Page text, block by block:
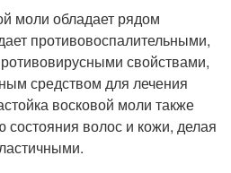
моли обладает рядом
противовоспалительными,
свойствами,
средством для лечения
восковой моли также
состояния волос и кожи, делая